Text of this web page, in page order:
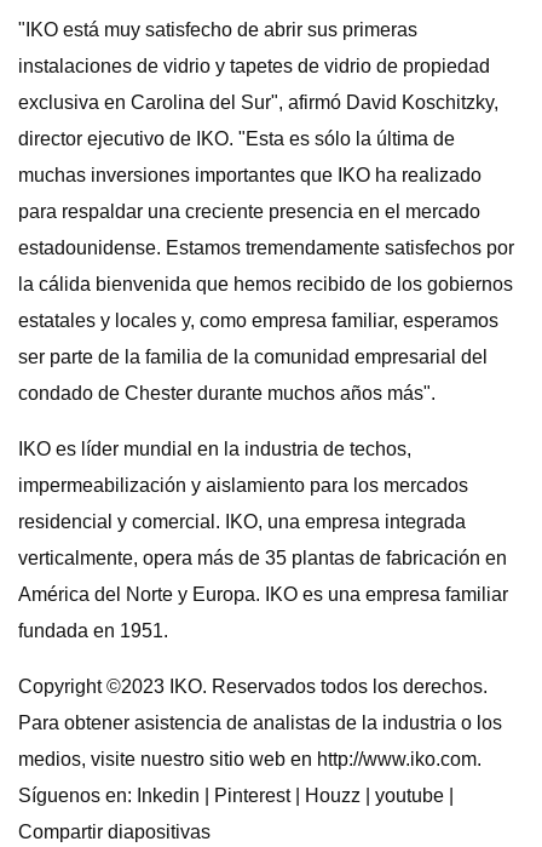
"IKO está muy satisfecho de abrir sus primeras
instalaciones de vidrio y tapetes de vidrio de propiedad
exclusiva en Carolina del Sur", afirmó David Koschitzky,
director ejecutivo de IKO. "Esta es sólo la última de
muchas inversiones importantes que IKO ha realizado
para respaldar una creciente presencia en el mercado
estadounidense. Estamos tremendamente satisfechos por
la cálida bienvenida que hemos recibido de los gobiernos
estatales y locales y, como empresa familiar, esperamos
ser parte de la familia de la comunidad empresarial del
condado de Chester durante muchos años más".
IKO es líder mundial en la industria de techos,
impermeabilización y aislamiento para los mercados
residencial y comercial. IKO, una empresa integrada
verticalmente, opera más de 35 plantas de fabricación en
América del Norte y Europa. IKO es una empresa familiar
fundada en 1951.
Copyright ©2023 IKO. Reservados todos los derechos.
Para obtener asistencia de analistas de la industria o los
medios, visite nuestro sitio web en http://www.iko.com.
Síguenos en: Inkedin | Pinterest | Houzz | youtube |
Compartir diapositivas